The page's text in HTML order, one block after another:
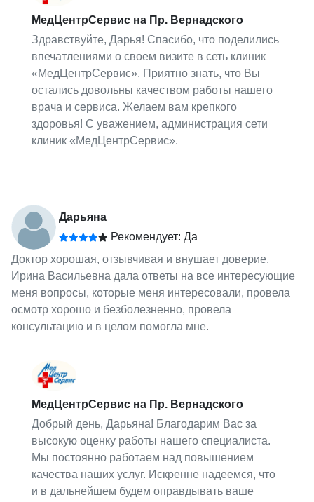
МедЦентрСервис на Пр. Вернадского
Здравствуйте, Дарья! Спасибо, что поделились
впечатлениями о своем визите в сеть клиник
«МедЦентрСервис». Приятно знать, что Вы
остались довольны качеством работы нашего
врача и сервиса. Желаем вам крепкого
здоровья! С уважением, администрация сети
клиник «МедЦентрСервис».
Дарьяна
Рекомендует: Да
Доктор хорошая, отзывчивая и внушает доверие.
Ирина Васильевна дала ответы на все интересующие
меня вопросы, которые меня интересовали, провела
осмотр хорошо и безболезненно, провела
консультацию и в целом помогла мне.
МедЦентрСервис на Пр. Вернадского
Добрый день, Дарьяна! Благодарим Вас за
высокую оценку работы нашего специалиста.
Мы постоянно работаем над повышением
качества наших услуг. Искренне надеемся, что
и в дальнейшем будем оправдывать ваше